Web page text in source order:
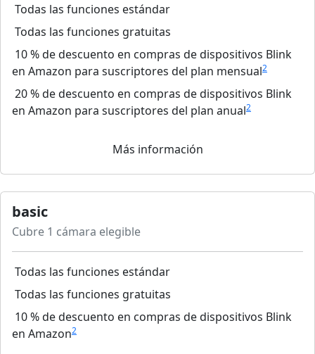
Todas las funciones estándar
Todas las funciones gratuitas
10 % de descuento en compras de dispositivos Blink
en Amazon para suscriptores del plan mensual2
20 % de descuento en compras de dispositivos Blink
en Amazon para suscriptores del plan anual2
Más información
basic
Cubre 1 cámara elegible
Todas las funciones estándar
Todas las funciones gratuitas
10 % de descuento en compras de dispositivos Blink
en Amazon2